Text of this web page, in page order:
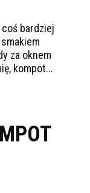
bardziej
za oknem
kompot...